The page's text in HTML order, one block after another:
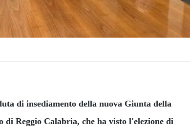
di insediamento della nuova Giunta della
di Reggio Calabria, che ha visto l'elezione di